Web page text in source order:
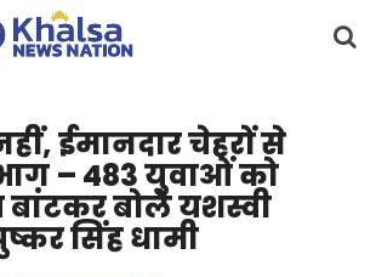
ईमानदार चेहरों से
– 483 युवाओं को
बांटकर बोले यशस्वी
सिंह धामी